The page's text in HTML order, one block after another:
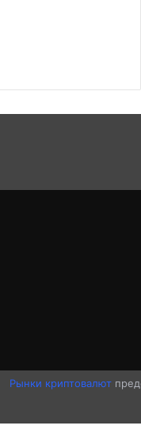
Рынки криптовалют